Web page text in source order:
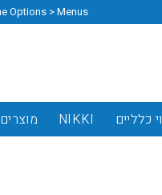
Options > Menus
כלליים NIKKI